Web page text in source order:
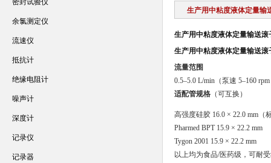
生产用中粘度液体定量输
生产用中粘度液体定量输送滚
生产用中粘度液体定量输送滚
流量范围
0.5–5.0 L/min（泵速 5–160
适配管规格（可互换）
高强度硅胶 16.0 × 22.0 mm（
Pharmed BPT 15.9 × 22.2 mm
Tygon 2001 15.9 × 22.2 mm
以上均为食品/医药级，可耐
密封试验仪
余氯测定仪
流速仪
抵抗计
绝缘电阻计
噪声计
深度计
记录仪
记录器